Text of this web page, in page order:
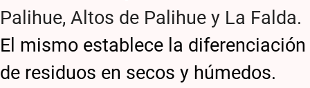
Palihue, Altos de Palihue y La Falda.
El mismo establece la diferenciación
de residuos en secos y húmedos.